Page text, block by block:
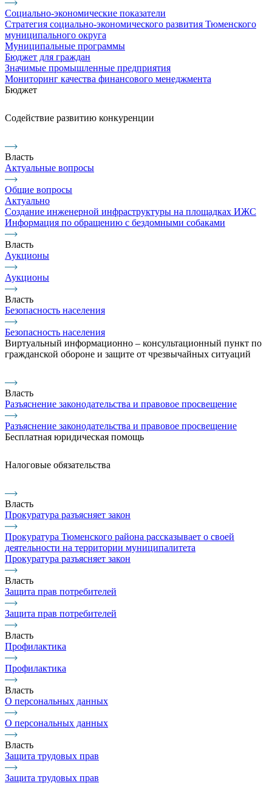
Социально-экономические показатели
Стратегия социально-экономического развития Тюменского
муниципального округа
Муниципальные программы
Бюджет для граждан
Значимые промышленные предприятия
Мониторинг качества финансового менеджмента
Бюджет
Содействие развитию конкуренции
Власть
Актуальные вопросы
Общие вопросы
Актуально
Создание инженерной инфраструктуры на площадках ИЖС
Информация по обращению с бездомными собаками
Власть
Аукционы
Аукционы
Власть
Безопасность населения
Безопасность населения
Виртуальный информационно – консультационный пункт по
гражданской обороне и защите от чрезвычайных ситуаций
Власть
Разъяснение законодательства и правовое просвещение
Разъяснение законодательства и правовое просвещение
Бесплатная юридическая помощь
Налоговые обязательства
Власть
Прокуратура разъясняет закон
Прокуратура Тюменского района рассказывает о своей
деятельности на территории муниципалитета
Прокуратура разъясняет закон
Власть
Защита прав потребителей
Защита прав потребителей
Власть
Профилактика
Профилактика
Власть
О персональных данных
О персональных данных
Власть
Защита трудовых прав
Защита трудовых прав